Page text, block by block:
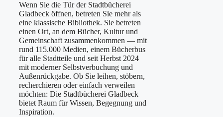
Wenn Sie die Tür der Stadtbücherei
Gladbeck öffnen, betreten Sie mehr als
eine klassische Bibliothek. Sie betreten
einen Ort, an dem Bücher, Kultur und
Gemeinschaft zusammenkommen — mit
rund 115.000 Medien, einem Bücherbus
für alle Stadtteile und seit Herbst 2024
mit moderner Selbstverbuchung und
Außenrückgabe. Ob Sie leihen, stöbern,
recherchieren oder einfach verweilen
möchten: Die Stadtbücherei Gladbeck
bietet Raum für Wissen, Begegnung und
Inspiration.